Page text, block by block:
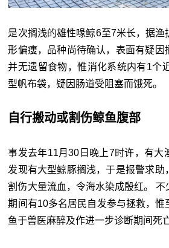
是次搁浅的雄性喙鲸6至7米长，据渔
形偏瘦，品种尚待确认，表面有疑因
并无遗留食物，惟消化系统内有1个
型帆布袋，疑因肠道受阻塞而饿死。
自行搬动或割伤鲸鱼腹部
事发去年11月30日晚上7时许，有大
发现有大型鲸豚搁浅，于是报警求助
割伤大量流血，令海水染成殷红。 不
期间有10多名居民自发参与拯救，惟
鱼于兽医麻醉及作进一步诊断期间死